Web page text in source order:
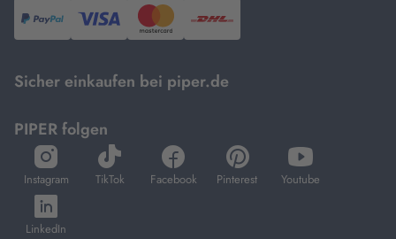
PayPal,Visa
und
DHL.
Sicher einkaufen bei piper.de
PIPER folgen
Instagram
öffnet
in
neuem
Tab
TikTok
öffnet
in
Facebook
öffnet
in
Pinterest
öffnet
in
Youtube
öffnet
in
LinkedIn
öffnet
in